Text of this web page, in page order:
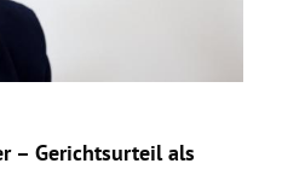
– Gerichtsurteil als